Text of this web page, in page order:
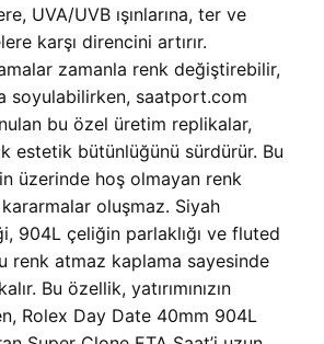
UVA/UVB ışınlarına, ter ve
karşı direncini artırır.
zamanla renk değiştirebilir,
soyulabilirken, saatport.com
bu özel üretim replikalar,
estetik bütünlüğünü sürdürür. Bu
üzerinde hoş olmayan renk
kararmalar oluşmaz. Siyah
904L çeliğin parlaklığı ve fluted
renk atmaz kaplama sayesinde
Bu özellik, yatırımınızın
Rolex Day Date 40mm 904L